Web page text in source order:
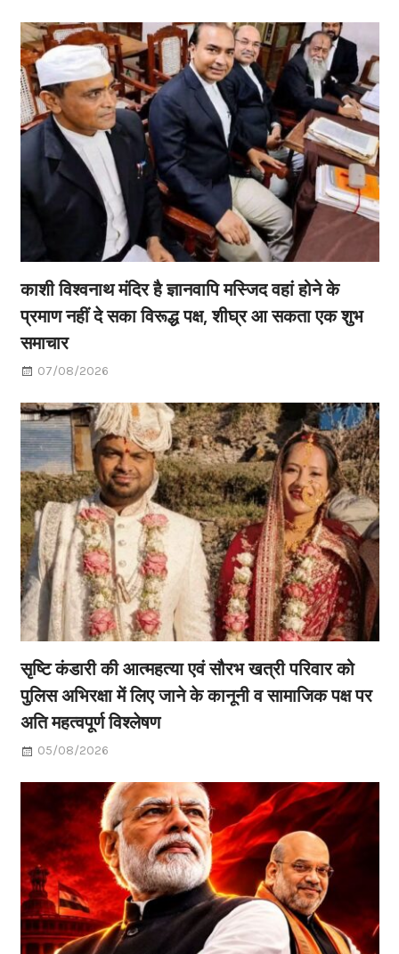
काशी विश्वनाथ मंदिर है ज्ञानवापि मस्जिद वहां होने के
प्रमाण नहीं दे सका विरूद्ध पक्ष, शीघ्र आ सकता एक शुभ
समाचार
07/08/2026
सृष्टि कंडारी की आत्महत्या एवं सौरभ खत्री परिवार को
पुलिस अभिरक्षा में लिए जाने के कानूनी व सामाजिक पक्ष पर
अति महत्वपूर्ण विश्लेषण
05/08/2026